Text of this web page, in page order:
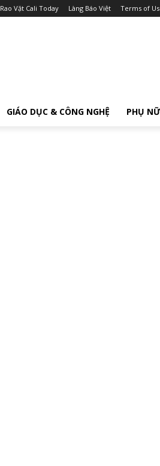
Rao Vặt Cali Today Làng Báo Việt Terms of
GIÁO DỤC & CÔNG NGHỆ PHỤ NỮ